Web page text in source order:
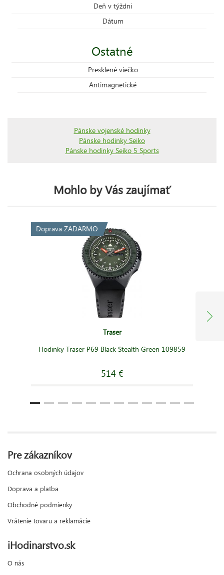
Deň v týždni
Dátum
Ostatné
Presklené viečko
Antimagnetické
Pánske vojenské hodinky
Pánske hodinky Seiko
Pánske hodinky Seiko 5 Sports
Mohlo by Vás zaujímať
Doprava ZADARMO
Traser
Hodinky Traser P69 Black Stealth Green 109859
514 €
Pre zákazníkov
Ochrana osobných údajov
Doprava a platba
Obchodné podmienky
Vrátenie tovaru a reklamácie
iHodinarstvo.sk
O nás